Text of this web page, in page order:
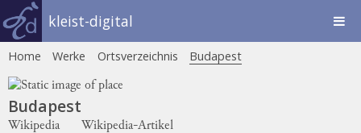
kleist-digital
Home Werke Ortsverzeichnis Budapest
Budapest
Wikipedia Wikipedia-Artikel